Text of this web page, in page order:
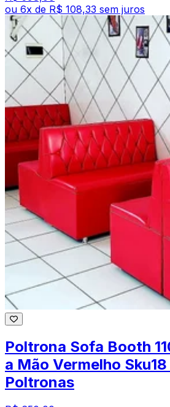
ou 6x de R$ 108,33 sem juros
Poltrona Sofa Booth
a Mão Vermelho
Poltronas